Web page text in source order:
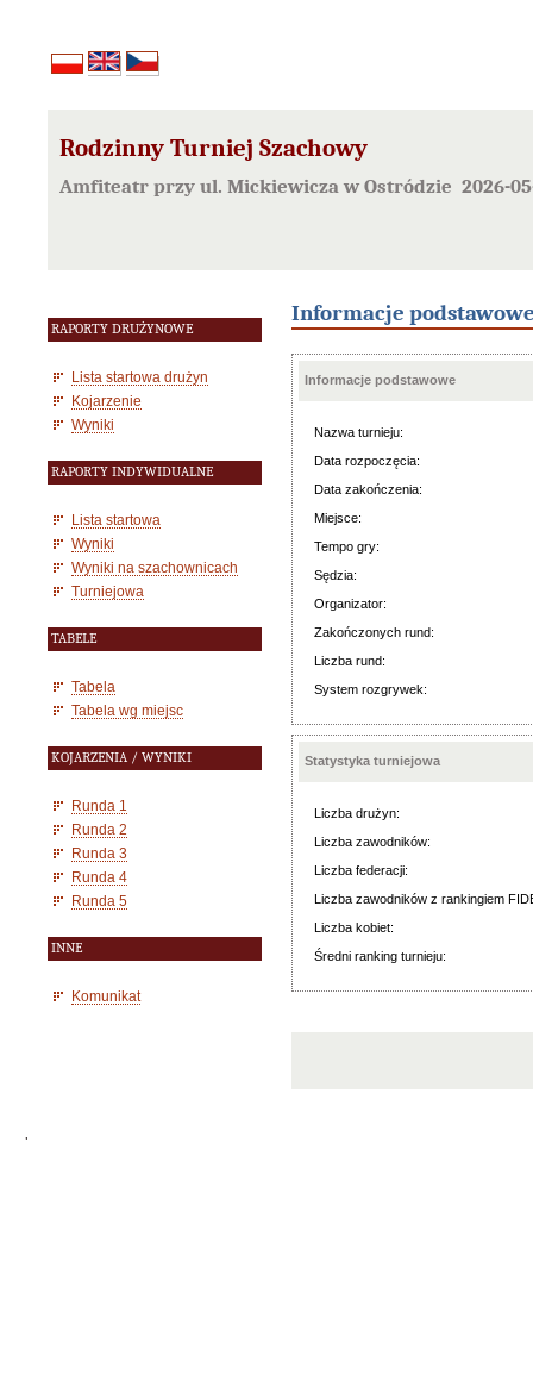
Rodzinny Turniej Szachowy
Amfiteatr przy ul. Mickiewicza w Ostródzie 2026-
RAPORTY DRUŻYNOWE
Lista startowa drużyn
Kojarzenie
Wyniki
RAPORTY INDYWIDUALNE
Lista startowa
Wyniki
Wyniki na szachownicach
Turniejowa
TABELE
Tabela
Tabela wg miejsc
KOJARZENIA / WYNIKI
Runda 1
Runda 2
Runda 3
Runda 4
Runda 5
INNE
Komunikat
Informacje
Informacje podstawowe
Nazwa turnieju:
Data rozpoczęcia:
Data zakończenia:
Miejsce:
Tempo gry:
Sędzia:
Organizator:
Zakończonych rund:
Liczba rund:
System rozgrywek:
Statystyka turniejowa
Liczba drużyn:
Liczba zawodników:
Liczba federacji:
Liczba zawodników z rankingiem
Liczba kobiet:
Średni ranking turnieju:
'